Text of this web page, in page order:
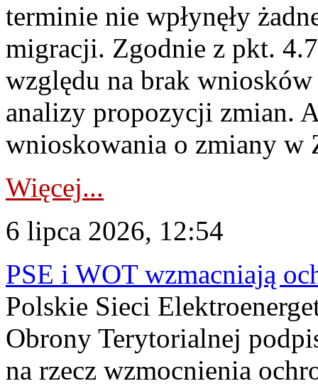
terminie nie wpłynęły
migracji. Zgodnie z pkt.
względu na brak
analizy propozycji zmian.
wnioskowania o zmiany w
Więcej...
6 lipca 2026, 12:54
PSE i WOT wzmacniają
Polskie Sieci
Obrony Terytorialnej
na rzecz wzmocnienia